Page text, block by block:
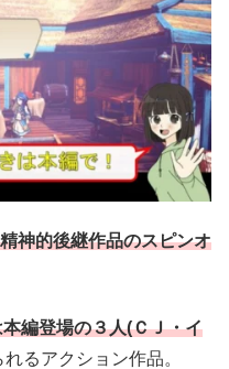
神的後継作品のスピンオ
編登場の３人(ＣＪ・イ
れるアクション作品。